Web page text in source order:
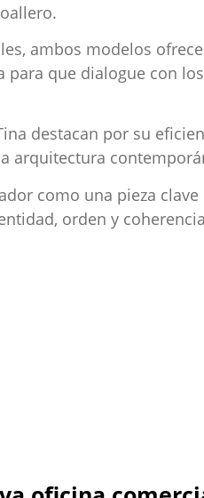
ambos modelos
para que dialogue con
destacan por su
arquitectura
como una pieza
orden y